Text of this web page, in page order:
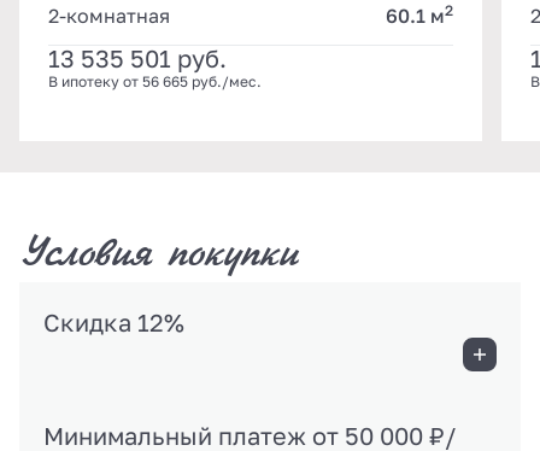
2-комнатная 60.1 м2
13 535 501 руб.
В ипотеку от 56 665 руб./мес.
Условия покупки
Скидка 12%
Минимальный платеж от 50 000 ₽/